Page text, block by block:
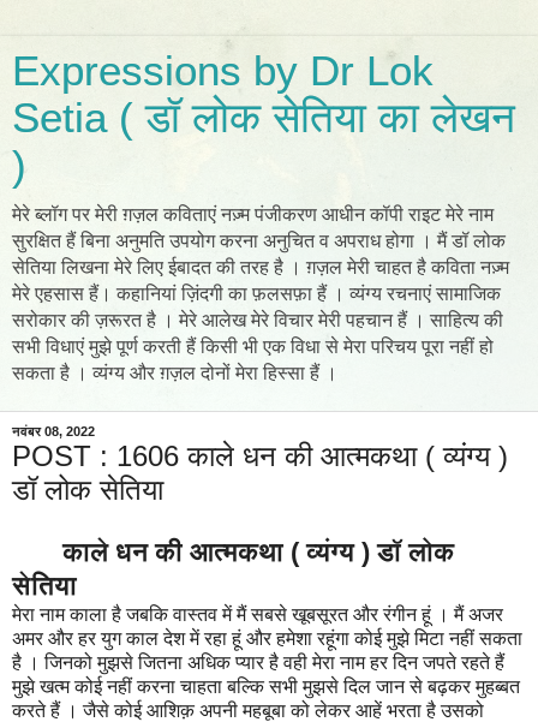
Expressions by Dr Lok
Setia ( डॉ लोक सेतिया का लेखन
)
मेरे ब्लॉग पर मेरी ग़ज़ल कविताएं नज़्म पंजीकरण आधीन कॉपी राइट मेरे नाम
सुरक्षित हैं बिना अनुमति उपयोग करना अनुचित व अपराध होगा । मैं डॉ लोक
सेतिया लिखना मेरे लिए ईबादत की तरह है । ग़ज़ल मेरी चाहत है कविता नज़्म
मेरे एहसास हैं। कहानियां ज़िंदगी का फ़लसफ़ा हैं । व्यंग्य रचनाएं सामाजिक
सरोकार की ज़रूरत है । मेरे आलेख मेरे विचार मेरी पहचान हैं । साहित्य की
सभी विधाएं मुझे पूर्ण करती हैं किसी भी एक विधा से मेरा परिचय पूरा नहीं हो
सकता है । व्यंग्य और ग़ज़ल दोनों मेरा हिस्सा हैं ।
नवंबर 08, 2022
POST : 1606 काले धन की आत्मकथा ( व्यंग्य )
डॉ लोक सेतिया
काले धन की आत्मकथा ( व्यंग्य ) डॉ लोक
सेतिया
मेरा नाम काला है जबकि वास्तव में मैं सबसे खूबसूरत और रंगीन हूं । मैं अजर
अमर और हर युग काल देश में रहा हूं और हमेशा रहूंगा कोई मुझे मिटा नहीं सकता
है । जिनको मुझसे जितना अधिक प्यार है वही मेरा नाम हर दिन जपते रहते हैं
मुझे खत्म कोई नहीं करना चाहता बल्कि सभी मुझसे दिल जान से बढ़कर मुहब्बत
करते हैं । जैसे कोई आशिक़ अपनी महबूबा को लेकर आहें भरता है उसको